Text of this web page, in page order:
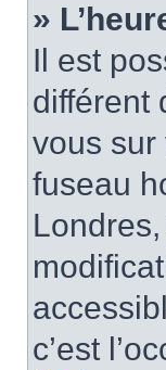
»
Il est
différent
vous sur
fuseau
c’est